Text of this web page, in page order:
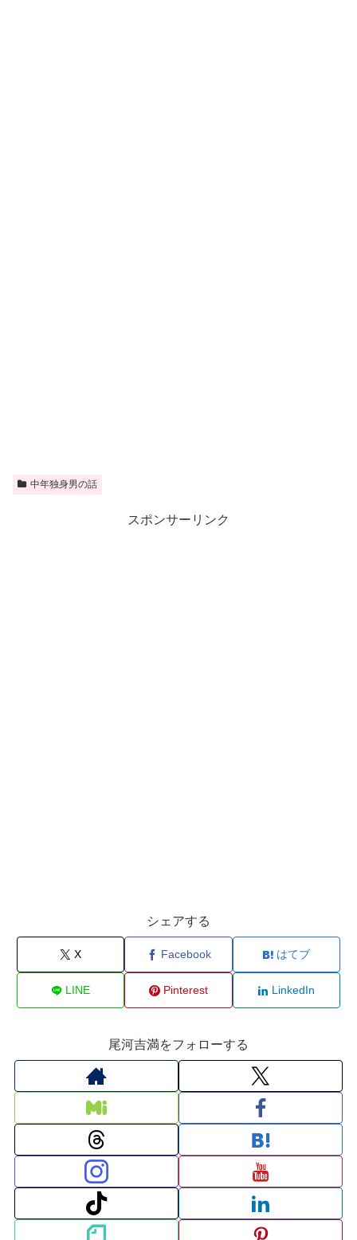
中年独身男の話
スポンサーリンク
シェアする
X Facebook はてブ
LINE Pinterest LinkedIn
尾河吉満をフォローする